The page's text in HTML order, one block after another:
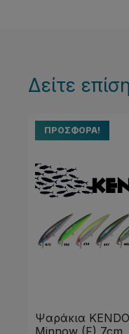
Δείτε
ΠΡΟΣΦΟΡΆ!
Ψαράκια
Minnow (F) 7cm